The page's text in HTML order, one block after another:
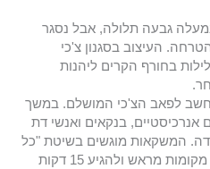
גבעה תלולה, אבל נסגר
הטרחה. העיצוב בסגנון צ'כי
בחורף הקרים ליהנות
לפאב הצ'כי המושלם. במשך
אנרכיסטיים, בנקאים ואנשי דת
המשקאות מוגשים בשיטת "כל
הקודם זוכה" ומומלץ להזמין מקומות מראש ולהגיע 15 דקות